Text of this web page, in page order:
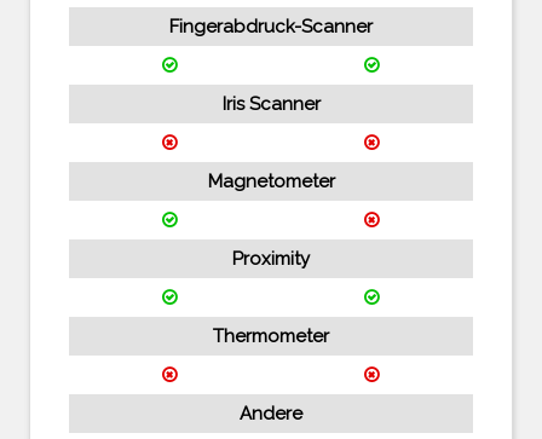
Fingerabdruck-Scanner
Iris Scanner
Magnetometer
Proximity
Thermometer
Andere